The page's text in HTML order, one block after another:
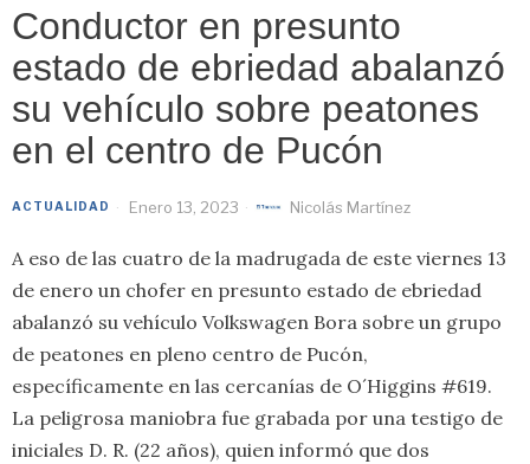
Conductor en presunto
estado de ebriedad abalanzó
su vehículo sobre peatones
en el centro de Pucón
ACTUALIDAD Enero 13, 2023 Nicolás Martínez
A eso de las cuatro de la madrugada de este viernes 13
de enero un chofer en presunto estado de ebriedad
abalanzó su vehículo Volkswagen Bora sobre un grupo
de peatones en pleno centro de Pucón,
específicamente en las cercanías de O´Higgins #619.
La peligrosa maniobra fue grabada por una testigo de
iniciales D. R. (22 años), quien informó que dos